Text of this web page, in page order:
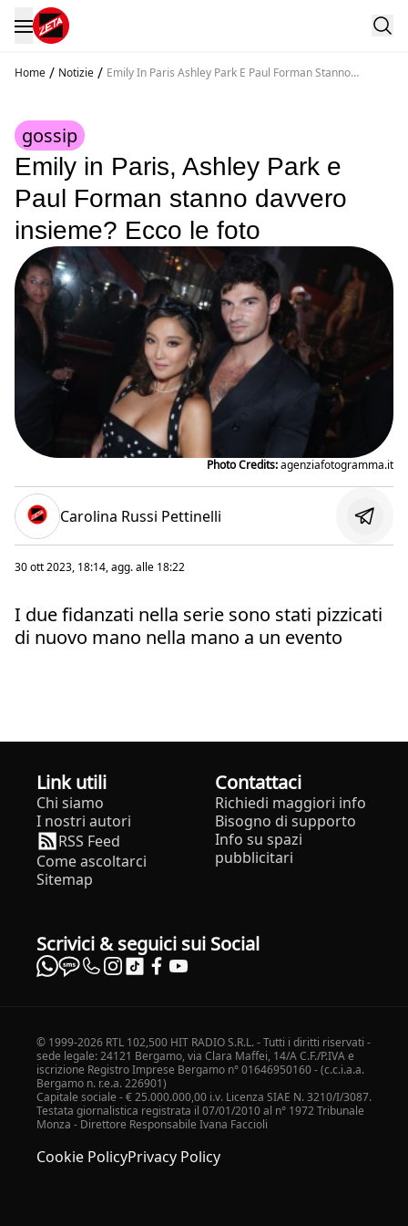
Home / Notizie / Emily In Paris Ashley Park E Paul Forman Stanno
gossip
Emily in Paris, Ashley Park e
Paul Forman stanno davvero
insieme? Ecco le foto
Photo Credits:agenziafotogramma.it
Carolina Russi Pettinelli
30 ott 2023, 18:14, agg. alle 18:22
I due fidanzati nella serie sono stati pizzicati
di nuovo mano nella mano a un evento
Link utili
Chi siamo
I nostri autori
RSS Feed
Come ascoltarci
Sitemap
Contattaci
Richiedi maggiori info
Bisogno di supporto
Info su spazi
pubblicitari
Scrivici & seguici sui Social
© 1999-2026 RTL 102,500 HIT RADIO S.R.L. - Tutti i diritti riservati -
sede legale: 24121 Bergamo, via Clara Maffei, 14/A C.F./P.IVA e
iscrizione Registro Imprese Bergamo n° 01646950160 - (c.c.i.a.a.
Bergamo n. r.e.a. 226901)
Capitale sociale - € 25.000.000,00 i.v. Licenza SIAE N. 3210/I/3087.
Testata giornalistica registrata il 07/01/2010 al n° 1972 Tribunale
Monza - Direttore Responsabile Ivana Faccioli
Cookie PolicyPrivacy Policy